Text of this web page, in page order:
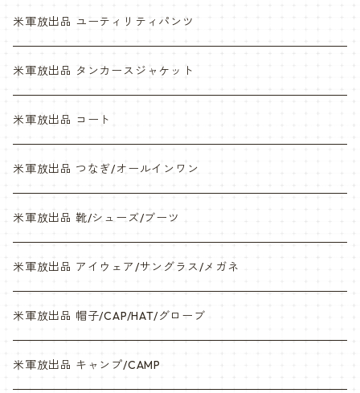
NWU
ABU
NWU
米軍放出品 ユーティリティパンツ
米軍放出品 タンカースジャケット
米軍放出品 コート
米軍放出品 つなぎ/オールインワン
米軍放出品 靴/シューズ/ブーツ
米軍放出品 アイウェア/サングラス/メガネ
米軍放出品 帽子/CAP/HAT/グローブ
米軍放出品 キャンプ/CAMP